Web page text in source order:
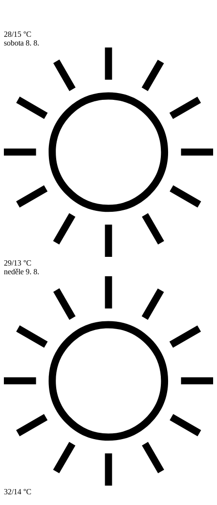
28/15 °C
sobota 8. 8.
29/13 °C
neděle 9. 8.
32/14 °C